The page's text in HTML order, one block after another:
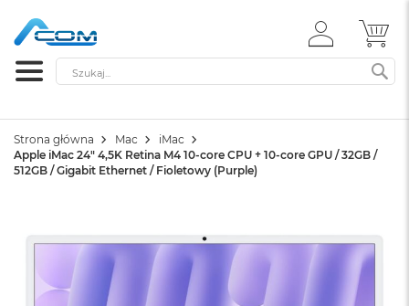
ZALOGUJ
SIĘ
Szukaj
Strona główna Mac
iMac
Apple iMac 24" 4,5K Retina M4 10-core CPU + 10-core GPU / 32GB /
512GB / Gigabit Ethernet / Fioletowy (Purple)